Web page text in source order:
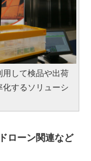
用して検品や出荷
化するソリューシ
ローン関連など